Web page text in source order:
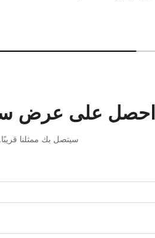
احصل على عرض
سيتصل بك ممثلنا قريبًا.